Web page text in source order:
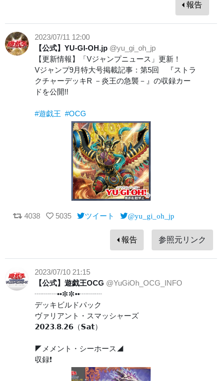
報告
2023/07/11 12:00
【公式】YU-GI-OH.jp @yu_gi_oh_jp
【更新情報】「Vジャンプニュース」更新！
Vジャンプ9月特大号掲載記事：第5回 『ストラ
クチャーデッキR －炎王の急襲－』の収録カー
ドを公開!!
#遊戯王 #OCG
4038 5035 ツイート @yu_gi_oh_jp
報告 参照元リンク
2023/07/10 21:15
【公式】遊戯王OCG @YuGiOh_OCG_INFO
┈┈┈••✼✼••┈┈┈
デッキビルドパック
ヴァリアント・スマッシャーズ
𝟮𝟬𝟮𝟯.𝟴.𝟮𝟲（𝗦𝗮𝘁）
◤メメント・シーホース◢
収録❗️